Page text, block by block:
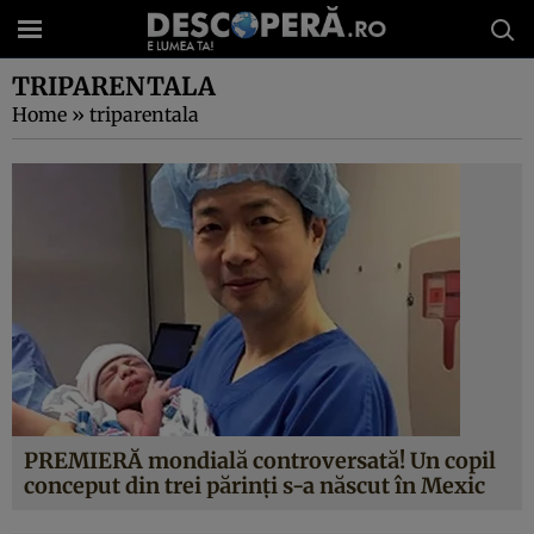
TRIPARENTALA
Home » triparentala
PREMIERĂ mondială controversată! Un copil
conceput din trei părinţi s-a născut în Mexic